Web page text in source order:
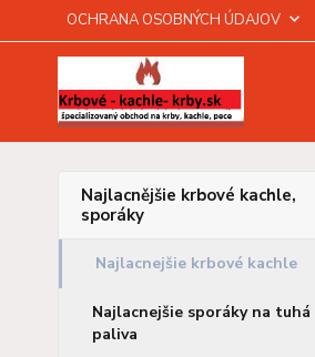
OCHRANA OSOBNÝCH ÚDAJOV
Najlacnějšie krbové kachle,
sporáky
Najlacnejšie krbové kachle
Najlacnejšie sporáky na tuhá
paliva